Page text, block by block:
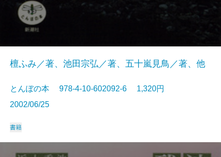
檀ふみ／著、池田宗弘／著、五十嵐見鳥／著、他
とんぼの本 978-4-10-602092-6 1,320円
2002/06/25
書籍